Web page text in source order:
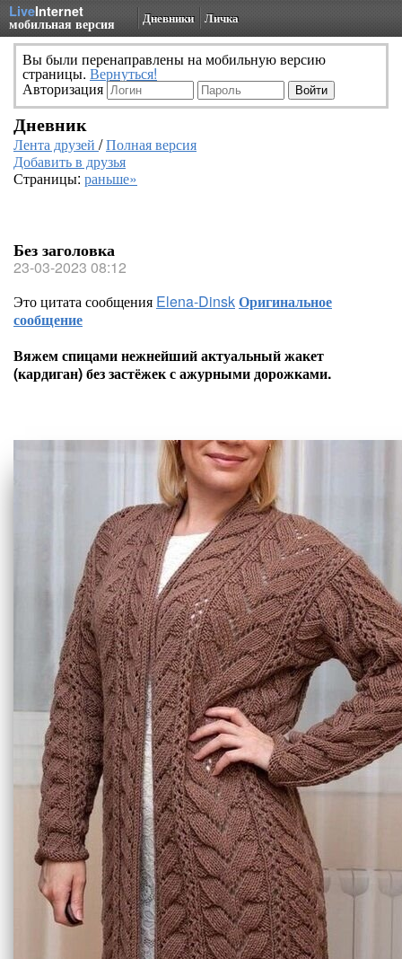
LiveInternet
мобильная версия Дневники Личка
Вы были перенаправлены на мобильную версию
страницы. Вернуться!
Авторизация
Дневник
Лента друзей /Полная версия
Добавить в друзья
Страницы: раньше»
Без заголовка
23-03-2023 08:12
Это цитата сообщения Elena-DinskОригинальное
сообщение
Вяжем спицами нежнейший актуальный жакет
(кардиган) без застёжек с ажурными дорожками.